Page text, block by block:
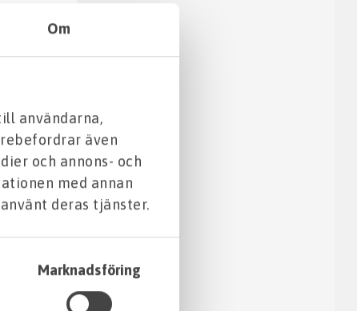
Om
användarna,
även
och annons- och
med annan
deras tjänster.
Marknadsföring